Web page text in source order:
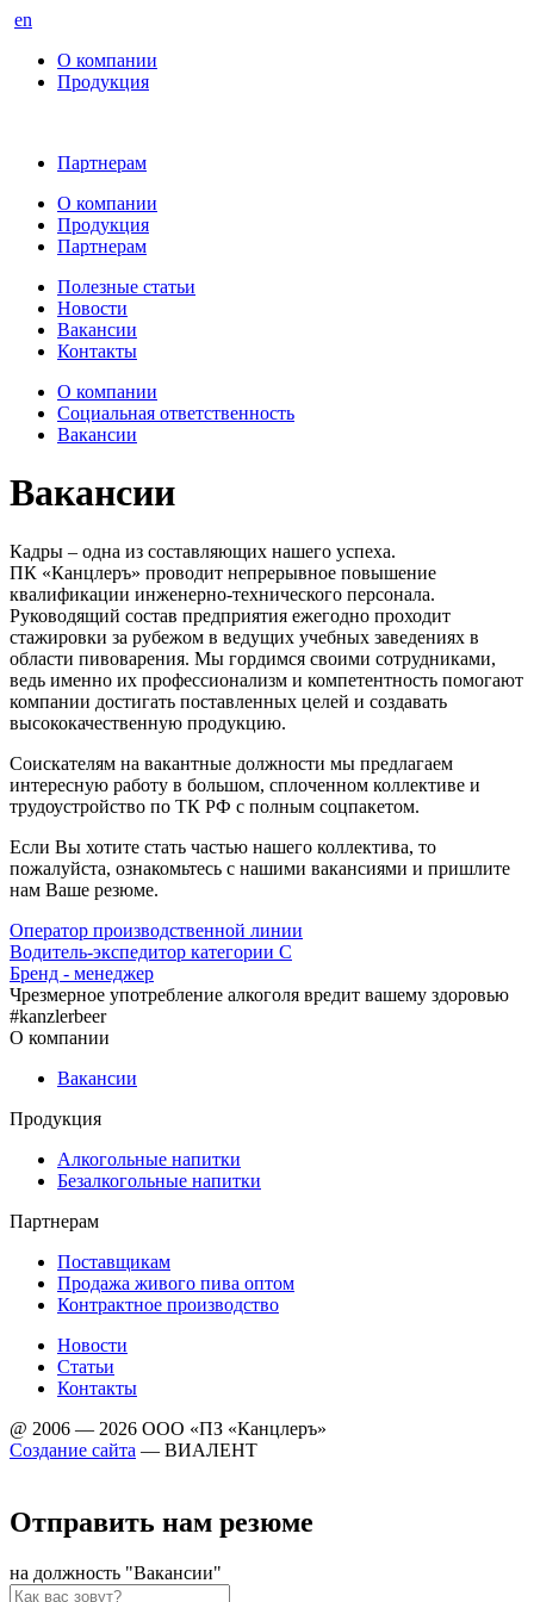
en
О компании
Продукция
Партнерам
О компании
Продукция
Партнерам
Полезные статьи
Новости
Вакансии
Контакты
О компании
Социальная ответственность
Вакансии
Вакансии
Кадры – одна из составляющих нашего успеха.
ПК «Канцлеръ» проводит непрерывное повышение
квалификации инженерно-технического персонала.
Руководящий состав предприятия ежегодно проходит
стажировки за рубежом в ведущих учебных заведениях в
области пивоварения. Мы гордимся своими сотрудниками,
ведь именно их профессионализм и компетентность помогают
компании достигать поставленных целей и создавать
высококачественную продукцию.
Соискателям на вакантные должности мы предлагаем
интересную работу в большом, сплоченном коллективе и
трудоустройство по ТК РФ с полным соцпакетом.
Если Вы хотите стать частью нашего коллектива, то
пожалуйста, ознакомьтесь с нашими вакансиями и пришлите
нам Ваше резюме.
Оператор производственной линии
Водитель-экспедитор категории С
Бренд - менеджер
Чрезмерное употребление алкоголя вредит вашему здоровью
#kanzlerbeer
О компании
Вакансии
Продукция
Алкогольные напитки
Безалкогольные напитки
Партнерам
Поставщикам
Продажа живого пива оптом
Контрактное производство
Новости
Статьи
Контакты
@ 2006 — 2026 ООО «ПЗ «Канцлеръ»
Создание сайта — ВИАЛЕНТ
Отправить нам резюме
на должность "Вакансии"